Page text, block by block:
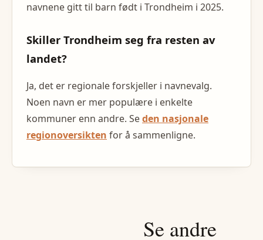
navnene gitt til barn født i Trondheim i 2025.
Skiller Trondheim seg fra resten av
landet?
Ja, det er regionale forskjeller i navnevalg.
Noen navn er mer populære i enkelte
kommuner enn andre. Seden nasjonale
regionoversikten for å sammenligne.
Se andre